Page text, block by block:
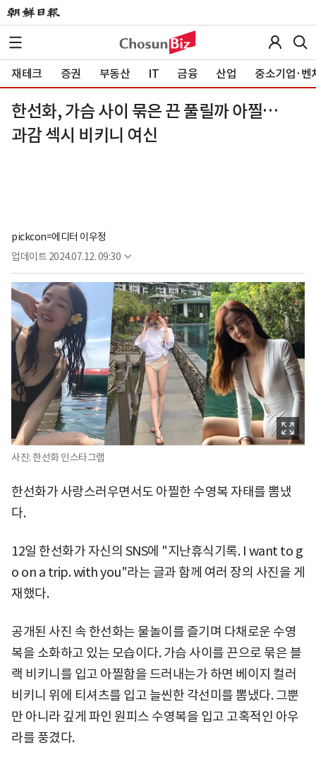
재테크 증권 부동산 IT 금융 산업 중소기업·벤
한선화, 가슴 사이 묶은 끈 풀릴까 아찔…
과감 섹시 비키니 여신
pickcon=에디터 이우정
업데이트 2024.07.12. 09:30
사진: 한선화 인스타그램
한선화가 사랑스러우면서도 아찔한 수영복 자태를 뽐냈
다.
12일 한선화가 자신의 SNS에 "지난휴식기록. I want to g
o on a trip. with you"라는 글과 함께 여러 장의 사진을 게
재했다.
공개된 사진 속 한선화는 물놀이를 즐기며 다채로운 수영
복을 소화하고 있는 모습이다. 가슴 사이를 끈으로 묶은 블
랙 비키니를 입고 아찔함을 드러내는가 하면 베이지 컬러
비키니 위에 티셔츠를 입고 늘씬한 각선미를 뽐냈다. 그뿐
만 아니라 깊게 파인 원피스 수영복을 입고 고혹적인 아우
라를 풍겼다.